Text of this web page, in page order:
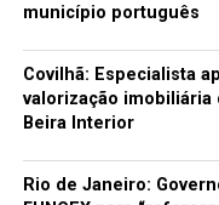
município português
Covilhã: Especialista
valorização
Beira Interior
Rio de Janeiro: